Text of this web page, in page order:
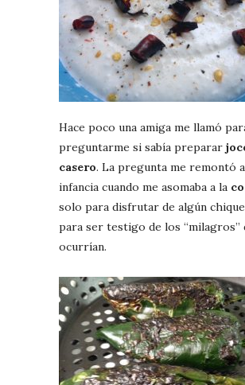
Hace poco una amiga me llamó
preguntarme si sabía preparar
casero. La pregunta me remontó
infancia cuando me asomaba a la
solo para disfrutar de algún
para ser testigo de los “milagros”
ocurrían.